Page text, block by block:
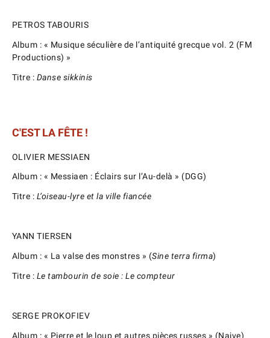
PETROS TABOURIS
Album : « Musique séculière de l’antiquité grecque vol. 2 (FM
Productions) »
Titre : Danse sikkinis
C'EST LA FÊTE !
OLIVIER MESSIAEN
Album : « Messiaen : Éclairs sur l’Au-delà » (DGG)
Titre : L’oiseau-lyre et la ville fiancée
YANN TIERSEN
Album : « La valse des monstres » (Sine terra firma)
Titre : Le tambourin de soie : Le compteur
SERGE PROKOFIEV
Album : « Pierre et le loup et autres pièces russes » (Naive)